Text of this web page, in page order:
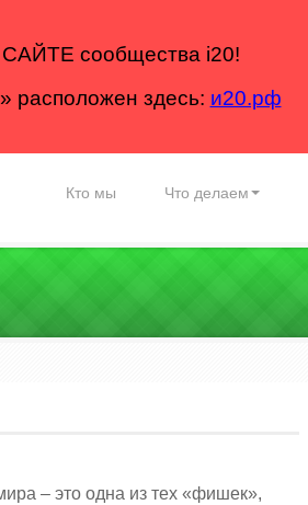
сообщества i20!
здесь: и20.рф
Кто мы Что делаем
– это одна из тех «фишек»,